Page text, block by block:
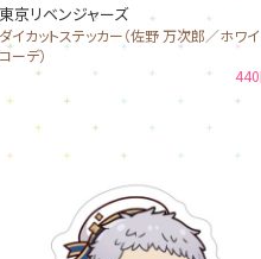
東京リベンジャーズ
ダイカットステッカー（佐野 万次郎／ホワイ
コーデ）